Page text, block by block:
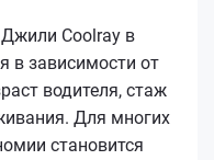
Coolray в
в зависимости от
водителя, стаж
Для многих
становится